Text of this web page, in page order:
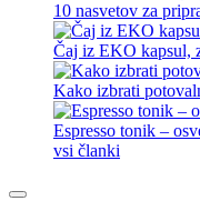
10 nasvetov za
Čaj iz EKO kapsul,
Kako izbrati
Espresso tonik –
vsi članki